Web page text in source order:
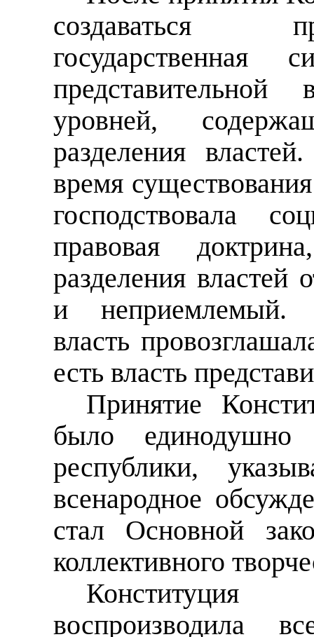
создаваться
государственная
уровней,
разделения властей.
время
господствовала
правовая
разделения властей
и неприемлемый.
власть
есть власть
Принятие
было единодушно
республики,
всенародное
стал Основной
коллективного
воспроизводила